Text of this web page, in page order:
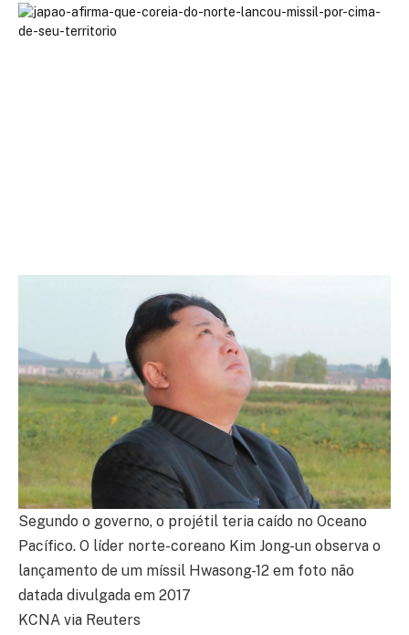
Segundo o governo, o projétil teria caído no Oceano
Pacífico. O líder norte-coreano Kim Jong-un observa o
lançamento de um míssil Hwasong-12 em foto não
datada divulgada em 2017
KCNA via Reuters